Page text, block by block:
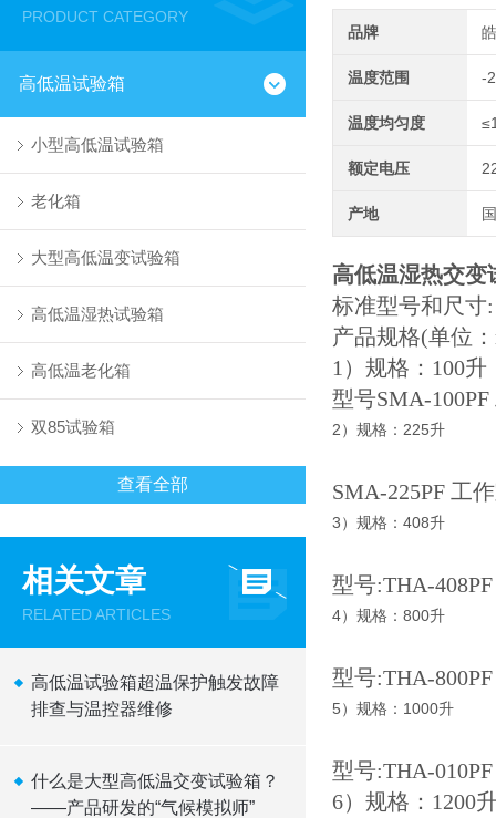
PRODUCT CATEGORY
高低温试验箱
小型高低温试验箱
老化箱
大型高低温变试验箱
高低温湿热试验箱
高低温老化箱
双85试验箱
查看全部
相关文章
RELATED ARTICLES
高低温试验箱超温保护触发故障
排查与温控器维修
什么是大型高低温交变试验箱？
——产品研发的“气候模拟师”
品牌
温度范围 -
温度均匀度
额定电压
产地
高低温湿热交变
标准型号和尺寸:
产品规格(单位
1）规格：100升
型号SMA-
2）规格：225升
SMA-225PF 工
3）规格：408升
型号:THA-
4）规格：800升
型号:THA-
5）规格：1000升
型号:THA-
6）规格：1200